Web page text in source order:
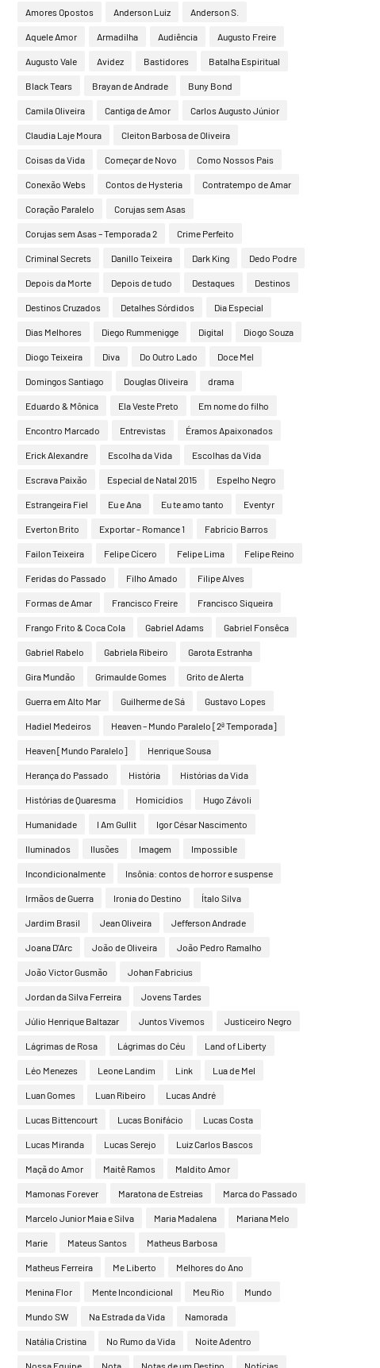
Amores Opostos Anderson Luiz Anderson S.
Aquele Amor Armadilha Audiência Augusto Freire
Augusto Vale Avidez Bastidores Batalha Espiritual
Black Tears Brayan de Andrade Buny Bond
Camila Oliveira Cantiga de Amor Carlos Augusto Júnior
Claudia Laje Moura Cleiton Barbosa de Oliveira
Coisas da Vida Começar de Novo Como Nossos Pais
Conexão Webs Contos de Hysteria Contratempo de Amar
Coração Paralelo Corujas sem Asas
Corujas sem Asas – Temporada 2 Crime Perfeito
Criminal Secrets Danillo Teixeira Dark King Dedo Podre
Depois da Morte Depois de tudo Destaques Destinos
Destinos Cruzados Detalhes Sórdidos Dia Especial
Dias Melhores Diego Rummenigge Digital Diogo Souza
Diogo Teixeira Diva Do Outro Lado Doce Mel
Domingos Santiago Douglas Oliveira drama
Eduardo & Mônica Ela Veste Preto Em nome do filho
Encontro Marcado Entrevistas Éramos Apaixonados
Erick Alexandre Escolha da Vida Escolhas da Vida
Escrava Paixão Especial de Natal 2015 Espelho Negro
Estrangeira Fiel Eu e Ana Eu te amo tanto Eventyr
Everton Brito Exportar - Romance 1 Fabrício Barros
Failon Teixeira Felipe Cícero Felipe Lima Felipe Reino
Feridas do Passado Filho Amado Filipe Alves
Formas de Amar Francisco Freire Francisco Siqueira
Frango Frito & Coca Cola Gabriel Adams Gabriel Fonsêca
Gabriel Rabelo Gabriela Ribeiro Garota Estranha
Gira Mundão Grimaulde Gomes Grito de Alerta
Guerra em Alto Mar Guilherme de Sá Gustavo Lopes
Hadiel Medeiros Heaven – Mundo Paralelo [2ª Temporada]
Heaven [Mundo Paralelo] Henrique Sousa
Herança do Passado História Histórias da Vida
Histórias de Quaresma Homicídios Hugo Závoli
Humanidade I Am Gullit Igor César Nascimento
Iluminados Ilusões Imagem Impossible
Incondicionalmente Insônia: contos de horror e suspense
Irmãos de Guerra Ironia do Destino Ítalo Silva
Jardim Brasil Jean Oliveira Jefferson Andrade
Joana D'Arc João de Oliveira João Pedro Ramalho
João Victor Gusmão Johan Fabricius
Jordan da Silva Ferreira Jovens Tardes
Júlio Henrique Baltazar Juntos Vivemos Justiceiro Negro
Lágrimas de Rosa Lágrimas do Céu Land of Liberty
Léo Menezes Leone Landim Link Lua de Mel
Luan Gomes Luan Ribeiro Lucas André
Lucas Bittencourt Lucas Bonifácio Lucas Costa
Lucas Miranda Lucas Serejo Luiz Carlos Bascos
Maçã do Amor Maitê Ramos Maldito Amor
Mamonas Forever Maratona de Estreias Marca do Passado
Marcelo Junior Maia e Silva Maria Madalena Mariana Melo
Marie Mateus Santos Matheus Barbosa
Matheus Ferreira Me Liberto Melhores do Ano
Menina Flor Mente Incondicional Meu Rio Mundo
Mundo SW Na Estrada da Vida Namorada
Natália Cristina No Rumo da Vida Noite Adentro
Nossa Equipe Nota Notas de um Destino Notícias